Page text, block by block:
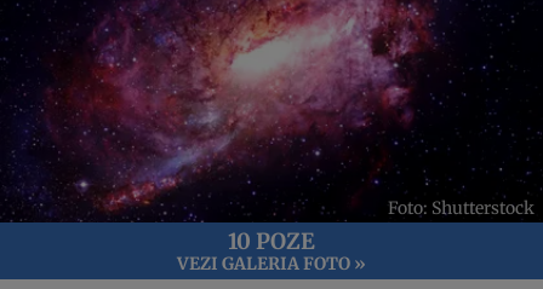
Foto: Shutterstock
10 POZE
VEZI GALERIA FOTO »